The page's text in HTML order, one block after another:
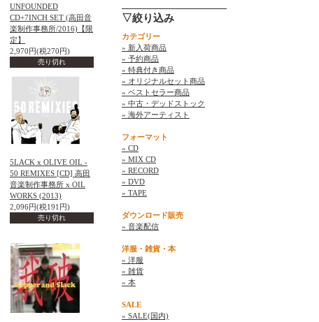
UNFOUNDED
CD+7INCH SET (高田音
楽制作事務所/2016)【限
定】
2,970円(税270円)
売り切れ
5LACK x OLIVE OIL -
50 REMIXES [CD] 高田
音楽制作事務所 x OIL
WORKS (2013)
2,096円(税191円)
売り切れ
▽絞り込み
カテゴリー
» 新入荷商品
» 予約商品
» 特典付き商品
» オリジナルセット商品
» ベストセラー商品
» 中古・デッドストック
» 海外アーティスト
フォーマット
» CD
» MIX CD
» RECORD
» DVD
» TAPE
ダウンロード販売
» 音楽配信
洋服・雑貨・本
» 洋服
» 雑貨
» 本
SALE
» SALE(国内)